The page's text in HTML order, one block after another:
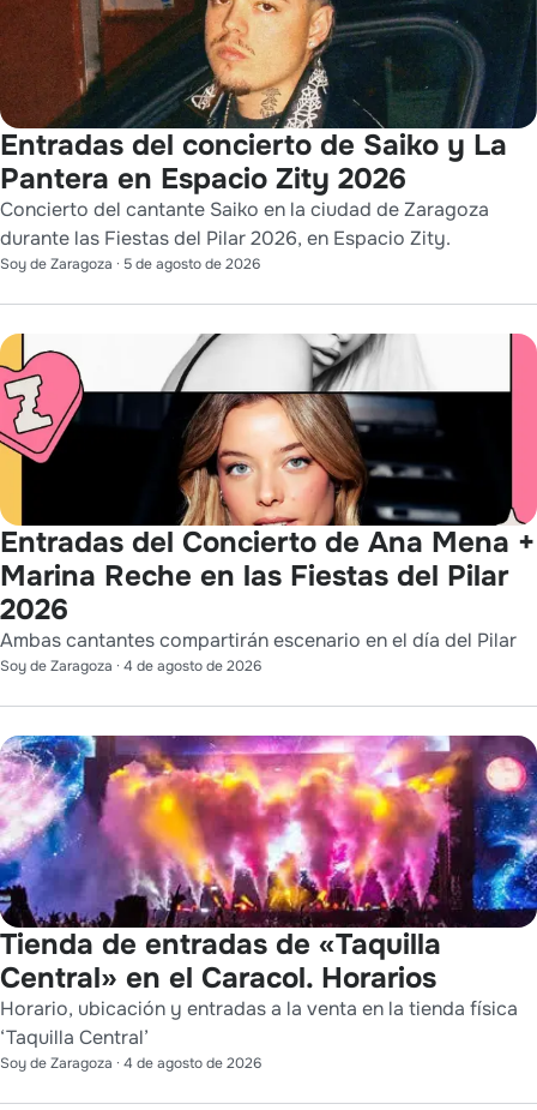
Entradas del concierto de Saiko y La
Pantera en Espacio Zity 2026
Concierto del cantante Saiko en la ciudad de Zaragoza
durante las Fiestas del Pilar 2026, en Espacio Zity.
Soy de Zaragoza · 5 de agosto de 2026
Entradas del Concierto de Ana Mena +
Marina Reche en las Fiestas del Pilar
2026
Ambas cantantes compartirán escenario en el día del Pilar
Soy de Zaragoza · 4 de agosto de 2026
Tienda de entradas de «Taquilla
Central» en el Caracol. Horarios
Horario, ubicación y entradas a la venta en la tienda física
‘Taquilla Central’
Soy de Zaragoza · 4 de agosto de 2026